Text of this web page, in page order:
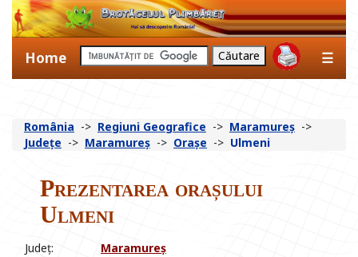
Home ☰
România -> Regiuni Geografice -> Maramureș ->
Județe -> Maramureș -> Orașe -> Ulmeni
Prezentarea orașului
Ulmeni
Județ: Maramureș